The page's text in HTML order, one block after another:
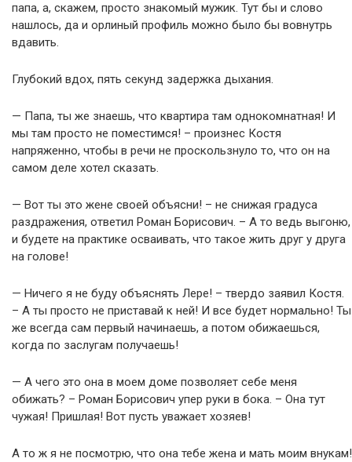
папа, а, скажем, просто знакомый мужик. Тут бы и слово
нашлось, да и орлиный профиль можно было бы вовнутрь
вдавить.
Глубокий вдох, пять секунд задержка дыхания.
— Папа, ты же знаешь, что квартира там однокомнатная! И
мы там просто не поместимся! – произнес Костя
напряженно, чтобы в речи не проскользнуло то, что он на
самом деле хотел сказать.
— Вот ты это жене своей объясни! – не снижая градуса
раздражения, ответил Роман Борисович. – А то ведь выгоню,
и будете на практике осваивать, что такое жить друг у друга
на голове!
— Ничего я не буду объяснять Лере! – твердо заявил Костя.
– А ты просто не приставай к ней! И все будет нормально! Ты
же всегда сам первый начинаешь, а потом обижаешься,
когда по заслугам получаешь!
— А чего это она в моем доме позволяет себе меня
обижать? – Роман Борисович упер руки в бока. – Она тут
чужая! Пришлая! Вот пусть уважает хозяев!
А то ж я не посмотрю, что она тебе жена и мать моим внукам!